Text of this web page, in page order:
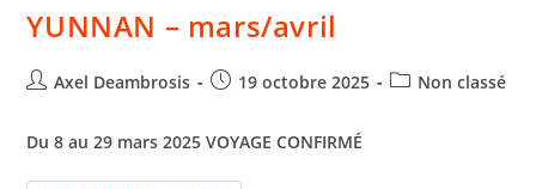
YUNNAN – mars/avril
Axel Deambrosis 19 octobre 2025 Non classé
Du 8 au 29 mars 2025VOYAGE CONFIRMÉ